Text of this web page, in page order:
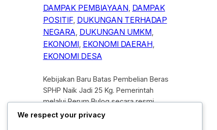
DAMPAK PEMBIAYAAN, DAMPAK
POSITIF, DUKUNGAN TERHADAP
NEGARA, DUKUNGAN UMKM
EKONOMI, EKONOMI DAERAH
EKONOMI DESA
Kebijakan Baru Batas Pembelian Beras
SPHP Naik Jadi 25 Kg. Pemerintah
melalui Perum Bulog secara resmi
mengumumkan perubahan regulasi
We respect your privacy